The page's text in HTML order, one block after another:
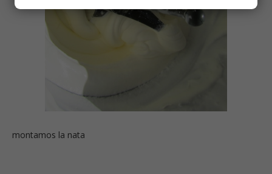
montamos la nata